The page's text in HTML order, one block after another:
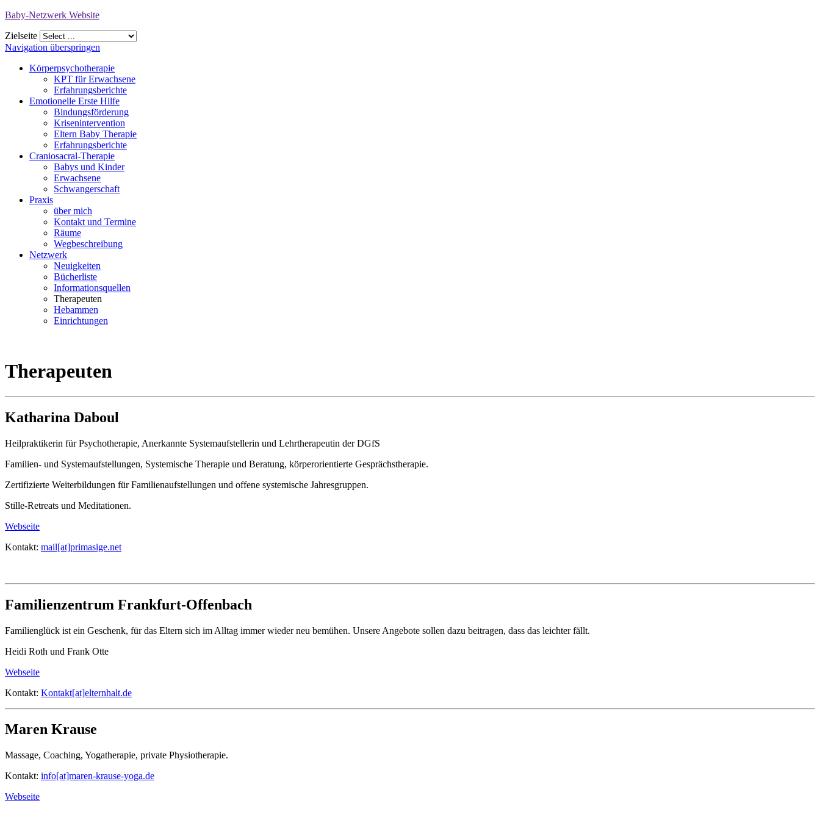
Baby-Netzwerk Website
Zielseite
Navigation überspringen
Körperpsychotherapie
KPT für Erwachsene
Erfahrungsberichte
Emotionelle Erste Hilfe
Bindungsförderung
Krisenintervention
Eltern Baby Therapie
Erfahrungsberichte
Craniosacral-Therapie
Babys und Kinder
Erwachsene
Schwangerschaft
Praxis
über mich
Kontakt und Termine
Räume
Wegbeschreibung
Netzwerk
Neuigkeiten
Bücherliste
Informationsquellen
Therapeuten
Hebammen
Einrichtungen
Therapeuten
Katharina Daboul
Heilpraktikerin für Psychotherapie, Anerkannte Systemaufstellerin und Lehrtherapeutin der DGfS
Familien- und Systemaufstellungen, Systemische Therapie und Beratung, körperorientierte Gesprächstherapie.
Zertifizierte Weiterbildungen für Familienaufstellungen und offene systemische Jahresgruppen.
Stille-Retreats und Meditationen.
Webseite
Kontakt: mail[at]primasige.net
Familienzentrum Frankfurt-Offenbach
Familienglück ist ein Geschenk, für das Eltern sich im Alltag immer wieder neu bemühen. Unsere Angebote sollen dazu beitragen, dass das leichter fällt.
Heidi Roth und Frank Otte
Webseite
Kontakt: Kontakt[at]elternhalt.de
Maren Krause
Massage, Coaching, Yogatherapie, private Physiotherapie.
Kontakt: info[at]maren-krause-yoga.de
Webseite